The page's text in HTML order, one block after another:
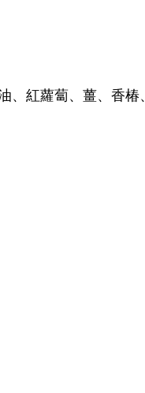
紅蘿蔔、薑、香椿、